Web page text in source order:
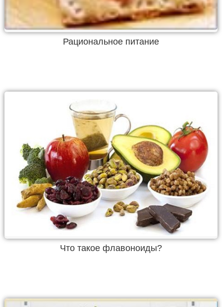
Рациональное питание
Что такое флавоноиды?